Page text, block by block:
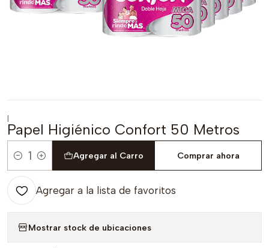
|
Papel Higiénico Confort 50 Metros
Cantidad
Agregar al Carro Comprar ahora
Agregar a la lista de favoritos
Mostrar stock de ubicaciones